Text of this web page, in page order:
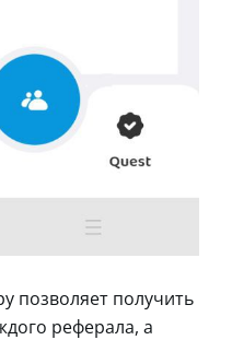
позволяет получить
реферала, а